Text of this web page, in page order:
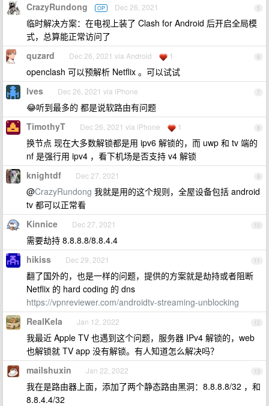
5
CrazyRundong OP Dec 26, 2021
临时解决方案：在电视上装了 Clash for Android 后开启全局模
式，总算能正常访问了
6
quzard Dec 26, 2021 via Android 1
openclash 可以预解析 Netflix 。可以试试
7
Ives Dec 26, 2021 via iPhone
😂听到最多的 都是说软路由有问题
8
TimothyT Dec 26, 2021 via iPhone 1
换节点 现在大多数解锁都是用 ipv6 解锁的，而 uwp 和 tv 端的
nf 是强行用 ipv4 ，看下机场是否支持 v4 解锁
9
knightdf Dec 27, 2021
@CrazyRundong 我就是用的这个规则，全屋设备包括 android
tv 都可以正常看
10
Kinnice Dec 27, 2021
需要劫持 8.8.8.8/8.8.4.4
11
hikiss Dec 29, 2021
翻了国外的，也是一样的问题，提供的方案就是劫持或者阻断
Netflix 的 hard coding 的 dns
https://vpnreviewer.com/androidtv-streaming-unblocking
12
RealKela Jan 12, 2022
我最近 Apple TV 也遇到这个问题，服务器 IPv4 解锁的，web
也解锁就 TV app 没有解锁。有人知道怎么解决吗？
13
mailshuxin Jan 22, 2022
我在是路由器上面，添加了两个静态路由黑洞：8.8.8.8/32 ，和
8.8.4.4/32